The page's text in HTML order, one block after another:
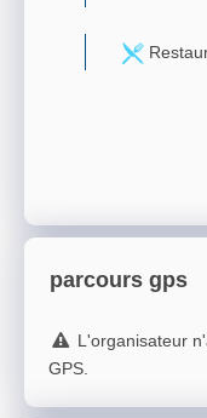
parcours gps
L'organisateur
GPS.